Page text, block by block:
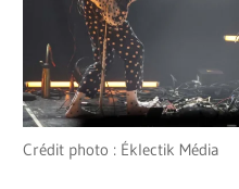
Crédit photo : Éklectik Média